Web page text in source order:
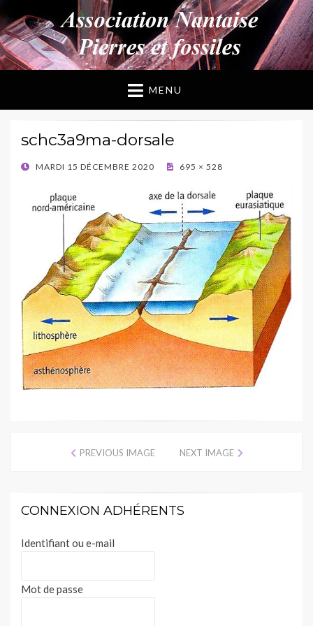
ANPF
Association Nantaise Pierres et Fossiles
MENU
schc3a9ma-dorsale
POSTED
MARDI 15 DÉCEMBRE 2020 695 × 528
PREVIOUS IMAGE NEXT IMAGE
CONNEXION ADHÉRENTS
Identifiant ou e-mail
Mot de passe